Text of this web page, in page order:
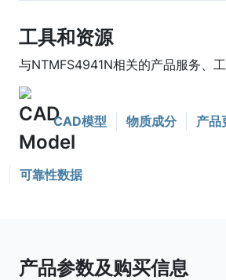
工具和资源
与NTMFS4941N相关的产品服务、
CAD模型 物质成分 产品
可靠性数据
产品参数及购买信息